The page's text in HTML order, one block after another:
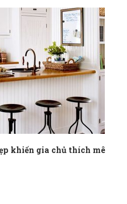
khiến gia chủ thích mê